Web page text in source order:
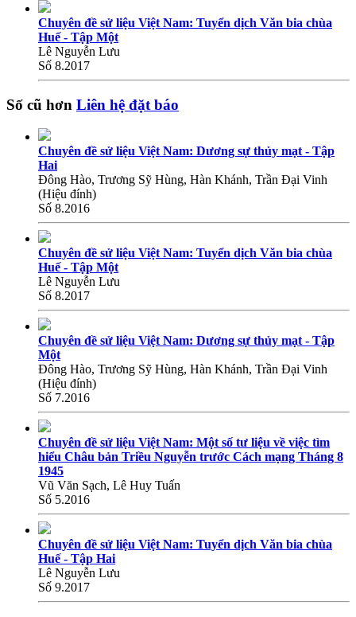
Chuyên đề sử liệu Việt Nam: Tuyển dịch Văn bia chùa
Huế - Tập Một
Lê Nguyễn Lưu
Số 8.2017
Số cũ hơn Liên hệ đặt báo
Chuyên đề sử liệu Việt Nam: Dương sự thủy mạt - Tập
Hai
Đông Hào, Trương Sỹ Hùng, Hàn Khánh, Trần Đại Vinh
(Hiệu đính)
Số 8.2016
Chuyên đề sử liệu Việt Nam: Tuyển dịch Văn bia chùa
Huế - Tập Một
Lê Nguyễn Lưu
Số 8.2017
Chuyên đề sử liệu Việt Nam: Dương sự thủy mạt - Tập
Một
Đông Hào, Trương Sỹ Hùng, Hàn Khánh, Trần Đại Vinh
(Hiệu đính)
Số 7.2016
Chuyên đề sử liệu Việt Nam: Một số tư liệu về việc tìm
hiểu Châu bản Triều Nguyễn trước Cách mạng Tháng 8
1945
Vũ Văn Sạch, Lê Huy Tuấn
Số 5.2016
Chuyên đề sử liệu Việt Nam: Tuyển dịch Văn bia chùa
Huế - Tập Hai
Lê Nguyễn Lưu
Số 9.2017